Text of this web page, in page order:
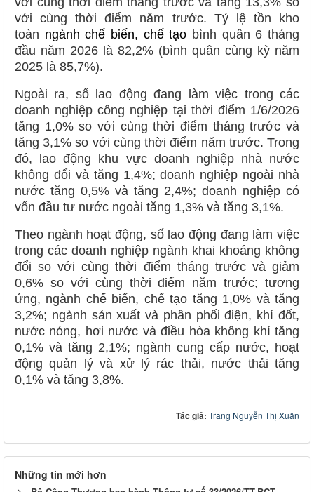
với cùng thời điểm năm trước. Tỷ lệ tồn kho
toàn ngành chế biến, chế tạo bình quân 6 tháng
đầu năm 2026 là 82,2% (bình quân cùng kỳ năm
2025 là 85,7%).
Ngoài ra, số lao động đang làm việc trong các
doanh nghiệp công nghiệp tại thời điểm 1/6/2026
tăng 1,0% so với cùng thời điểm tháng trước và
tăng 3,1% so với cùng thời điểm năm trước. Trong
đó, lao động khu vực doanh nghiệp nhà nước
không đổi và tăng 1,4%; doanh nghiệp ngoài nhà
nước tăng 0,5% và tăng 2,4%; doanh nghiệp có
vốn đầu tư nước ngoài tăng 1,3% và tăng 3,1%.
Theo ngành hoạt động, số lao động đang làm việc
trong các doanh nghiệp ngành khai khoáng không
đổi so với cùng thời điểm tháng trước và giảm
0,6% so với cùng thời điểm năm trước; tương
ứng, ngành chế biến, chế tạo tăng 1,0% và tăng
3,2%; ngành sản xuất và phân phối điện, khí đốt,
nước nóng, hơi nước và điều hòa không khí tăng
0,1% và tăng 2,1%; ngành cung cấp nước, hoạt
động quản lý và xử lý rác thải, nước thải tăng
0,1% và tăng 3,8%.
Tác giả: Trang Nguyễn Thị Xuân
Những tin mới hơn